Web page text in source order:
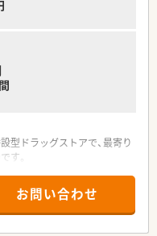
型ドラッグストアで、最寄り
。
～6名体制となっており、常
お問い合わせ